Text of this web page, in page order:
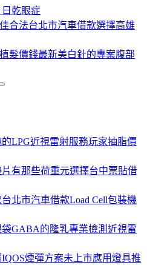
類
乾眼症
合法台北市汽車借款選擇高雄
髮價錢最新美白針的專案腹部
LPG近視雷射服務玩家抽脂價
有那些荷重元選擇台中票貼借
北市汽車借款Load Cell包裝機
GABA的隆乳專業檢測近視雷
煙彈方案未上市應用燈具推